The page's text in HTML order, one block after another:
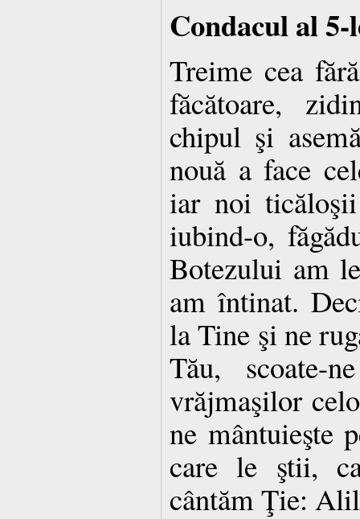
Condacul al 5-
Treime cea
făcătoare,
chipul şi
nouă a face
iar noi
iubind-o,
Botezului am
am întinat.
la Tine şi ne
Tău, scoate-
vrăjmaşilor
ne mântuieşte
care le ştii,
cântăm Ţie: